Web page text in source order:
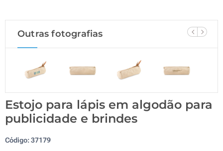
Outras fotografias
Estojo para lápis em algodão para
publicidade e brindes
Código:37179